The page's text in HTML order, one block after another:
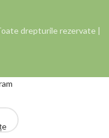
drepturile rezervate |